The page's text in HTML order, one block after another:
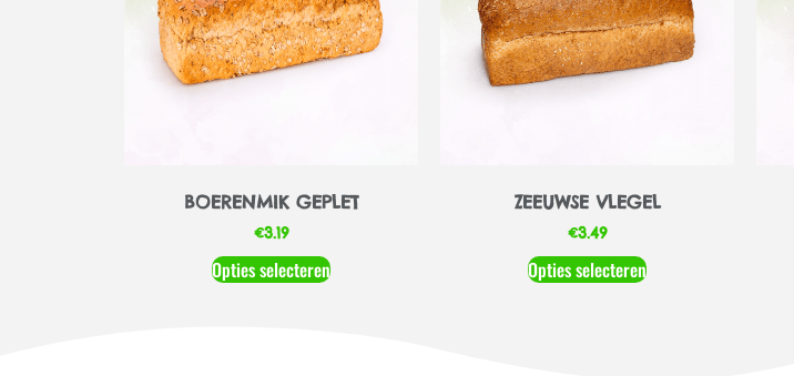
BOERENMIK GEPLET
€3.19
Opties selecteren
ZEEUWSE VLEGEL
€3.49
Opties selecteren